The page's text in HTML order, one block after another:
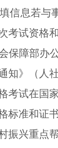
信息若与
考试资格和
保障部办
知》（人
考试在国
标准和证
振兴重点